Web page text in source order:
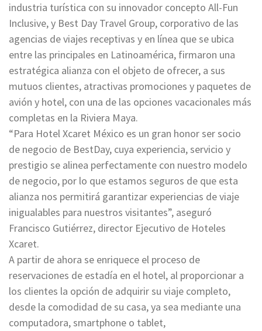
industria turística con su innovador concepto All-Fun
Inclusive, y Best Day Travel Group, corporativo de las
agencias de viajes receptivas y en línea que se ubica
entre las principales en Latinoamérica, firmaron una
estratégica alianza con el objeto de ofrecer, a sus
mutuos clientes, atractivas promociones y paquetes de
avión y hotel, con una de las opciones vacacionales más
completas en la Riviera Maya.
“Para Hotel Xcaret México es un gran honor ser socio
de negocio de BestDay, cuya experiencia, servicio y
prestigio se alinea perfectamente con nuestro modelo
de negocio, por lo que estamos seguros de que esta
alianza nos permitirá garantizar experiencias de viaje
inigualables para nuestros visitantes”, aseguró
Francisco Gutiérrez, director Ejecutivo de Hoteles
Xcaret.
A partir de ahora se enriquece el proceso de
reservaciones de estadía en el hotel, al proporcionar a
los clientes la opción de adquirir su viaje completo,
desde la comodidad de su casa, ya sea mediante una
computadora, smartphone o tablet,